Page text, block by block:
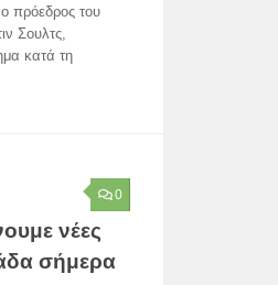
πρόεδρος του
Σουλτς,
κατά τη
0
νέες
σήμερα